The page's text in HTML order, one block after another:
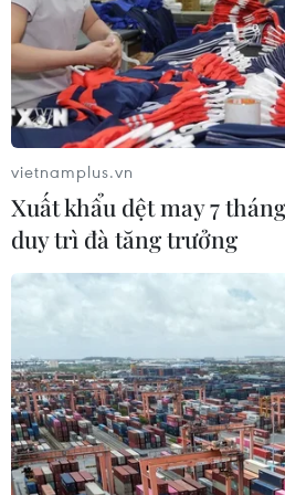
Bún thang lươn là sự kết hợp hài
với sự tinh túy của món
Bát bún thang lươn như
bởi sự kết hợp hài hòa giữa
Viên Tiêu làm nền, màu
lươn, màu vàng ruộm của
vietnamplus.vn
Xuất khẩu dệt may 7
duy trì đà tăng trưởng